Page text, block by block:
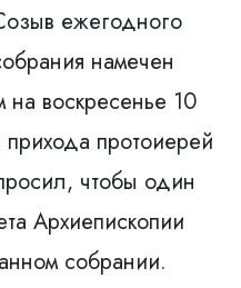
ежегодного
намечен
на воскресенье 10
протоиерей
чтобы один
Архиепископии
собрании.